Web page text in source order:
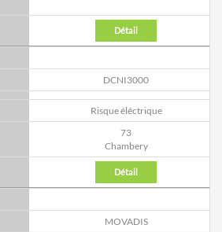
Détail
DCNI3000
Risque éléctrique
73
Chambery
Détail
MOVADIS